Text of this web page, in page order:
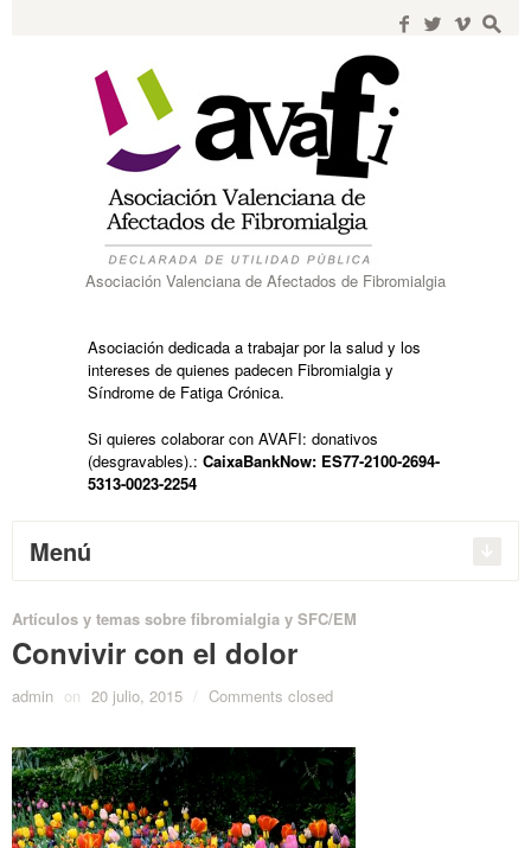
f w i s
Asociación Valenciana de Afectados de Fibromialgia
Asociación dedicada a trabajar por la salud y los
intereses de quienes padecen Fibromialgia y
Síndrome de Fatiga Crónica.
Si quieres colaborar con AVAFI: donativos
(desgravables).:CaixaBankNow: ES77-2100-2694-
5313-0023-2254
Menú
Artículos y temas sobre fibromialgia y SFC/EM
Convivir con el dolor
admin on 20 julio, 2015 / Comments closed